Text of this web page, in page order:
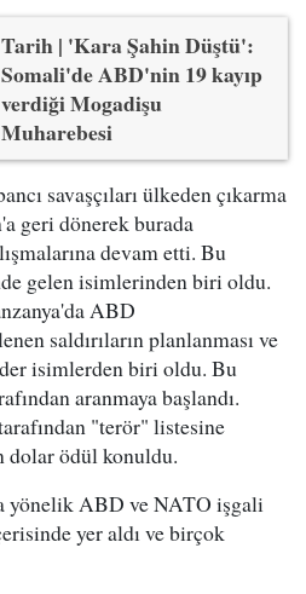
Tarih | 'Kara Şahin Düştü':
Somali'de ABD'nin 19 kayıp
verdiği Mogadişu
Muharebesi
savaşçıları ülkeden çıkarma
geri dönerek burada
devam etti. Bu
gelen isimlerinden biri oldu.
ABD
saldırıların planlanması ve
isimlerden biri oldu. Bu
aranmaya başlandı.
"terör" listesine
dolar ödül konuldu.
yönelik ABD ve NATO işgali
yer aldı ve birçok